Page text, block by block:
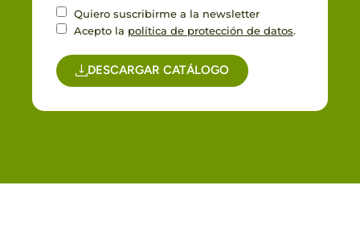
Quiero suscribirme a la newsletter
Acepto la política de protección de datos.
DESCARGAR CATÁLOGO